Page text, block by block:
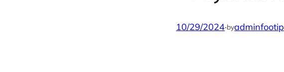
10/29/2024·by